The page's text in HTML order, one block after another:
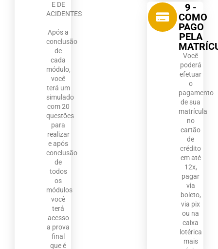
E DE
ACIDENTES
Após a
conclusão
de
cada
módulo,
você
terá um
simulado
com 20
questões
para
realizar
e após
conclusão
de
todos
os
módulos
você
terá
acesso
a prova
final
que é
9 -
COMO
PAGO
PELA
Você
poderá
efetuar
o
pagamento
de sua
matrícula
no
cartão
de
crédito
em até
12x,
pagar
via
boleto,
via pix
ou na
caixa
lotérica
mais